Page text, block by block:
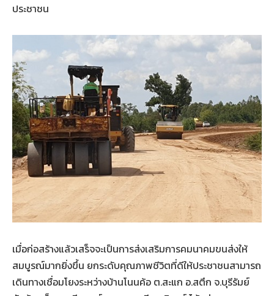
ประชาชน
เมื่อก่อสร้างแล้วเสร็จจะเป็นการส่งเสริมการคมนาคมขนส่งให้
สมบูรณ์มากยิ่งขึ้น ยกระดับคุณภาพชีวิตที่ดีให้ประชาชนสามารถ
เดินทางเชื่อมโยงระหว่างบ้านโนนค้อ ต.สะแก อ.สตึก จ.บุรีรัมย์